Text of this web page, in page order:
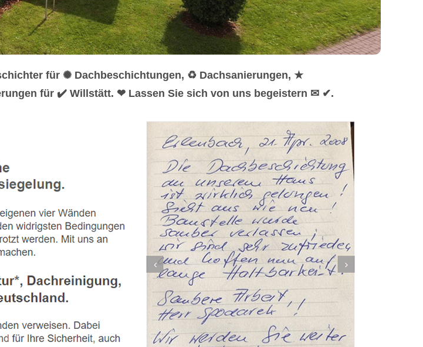
für ✺ Dachbeschichtungen, ♻ Dachsanierungen, ★
für ✔️ Willstätt. ❤ Lassen Sie sich von uns begeistern ✉ ✔.